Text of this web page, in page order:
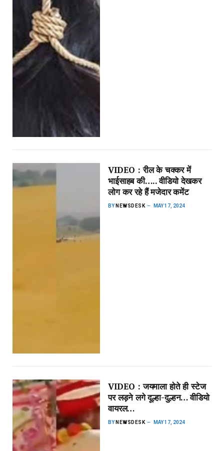
VIDEO : रील के चक्कर में
भाईसाहब की….. वीडियो देखकर
लोग कर रहे हैं मजेदार कमेंट
BY NEWSDESK MAY 17, 2024
VIDEO : जयमाला होते ही स्टेज
पर लड़ने लगे दूल्हा-दुल्हन… वीडियो
वायरल…
BY NEWSDESK MAY 17, 2024